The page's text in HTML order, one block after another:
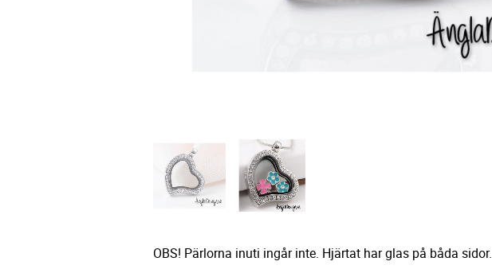
OBS! Pärlorna inuti ingår inte. Hjärtat har glas på båda sidor.